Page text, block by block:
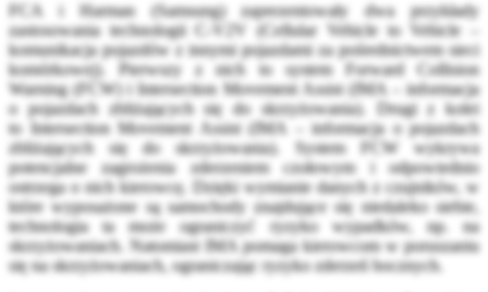
FCA i Harman (Samsung) zaprezentowały dwa przykłady
zastosowania technologii C-V2V (Cellular Vehicle to Vehicle –
komunikacja pojazdów z innymi pojazdami za pośrednictwem sieci
komórkowej). Pierwszy z nich to system Forward Collision
Warning (FCW) i Intersection Movement Assist (IMA – informacja
o pojazdach zbliżających się do skrzyżowania). Drugi z kolei
to Intersection Movement Assist (IMA – informacja o pojazdach
zbliżających się do skrzyżowania). System FCW wykrywa
potencjalne zagrożenia zderzeniem czołowym i odpowiednio
ostrzega o nich kierowcę. Dzięki wymianie danych z czujników, w
które wyposażone są samochody znajdujące się niedaleko siebie,
technologia ta może ograniczyć ryzyko wypadków, np. na
skrzyżowaniach. Natomiast IMA pomaga kierowcom w poruszaniu
się na skrzyżowaniach, ograniczając ryzyko zderzeń bocznych.